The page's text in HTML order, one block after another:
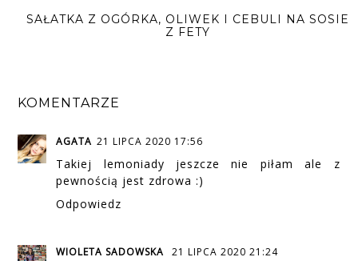
SAŁATKA Z OGÓRKA, OLIWEK I CEBULI NA SOSIE
Z FETY
KOMENTARZE
AGATA 21 LIPCA 2020 17:56
Takiej lemoniady jeszcze nie piłam ale z
pewnością jest zdrowa :)
Odpowiedz
WIOLETA SADOWSKA 21 LIPCA 2020 21:24